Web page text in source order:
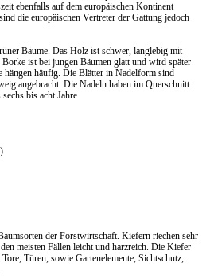
ebenfalls auf dem europäischen Kontinent
die europäischen Vertreter der Gattung jedoch
Bäume. Das Holz ist schwer, langlebig mit
ist bei jungen Bäumen glatt und wird später
häufig. Die Blätter in Nadelform sind
angebracht. Die Nadeln haben im Querschnitt
bis acht Jahre.
der Forstwirtschaft. Kiefern riechen sehr
meisten Fällen leicht und harzreich. Die Kiefer
Türen, sowie Gartenelemente, Sichtschutz,